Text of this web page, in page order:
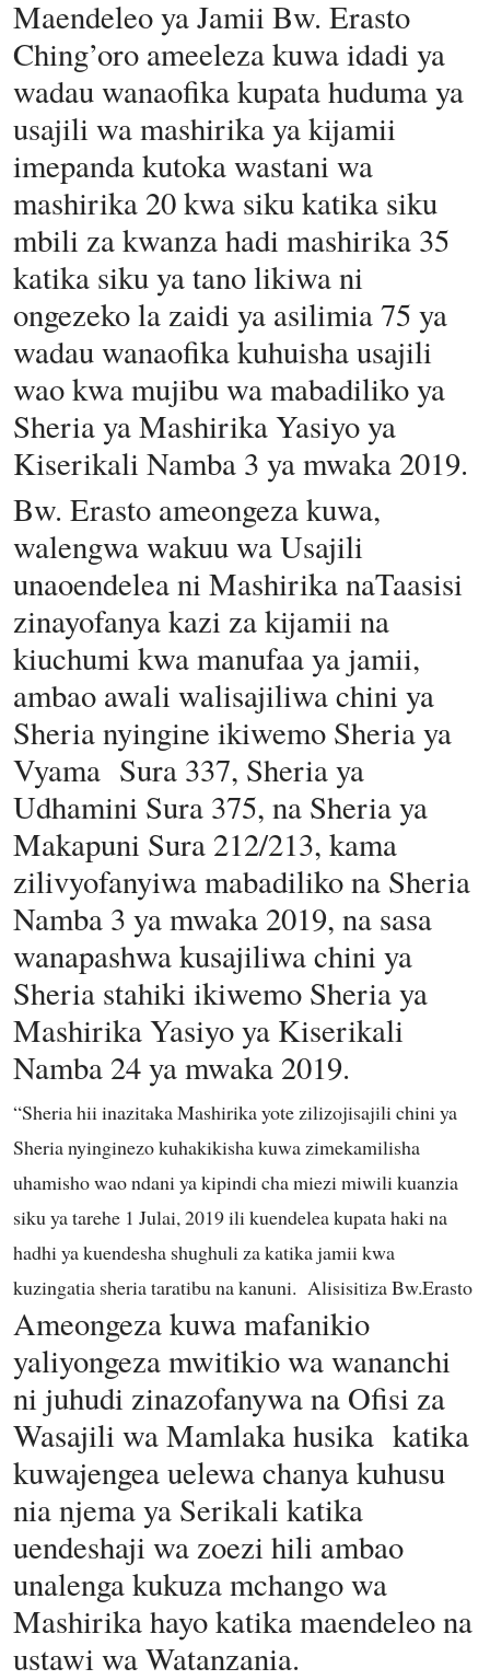
Maendeleo ya Jamii Bw. Erasto
Ching’oro ameeleza kuwa idadi ya
wadau wanaofika kupata huduma ya
usajili wa mashirika ya kijamii
imepanda kutoka wastani wa
mashirika 20 kwa siku katika siku
mbili za kwanza hadi mashirika 35
katika siku ya tano likiwa ni
ongezeko la zaidi ya asilimia 75 ya
wadau wanaofika kuhuisha usajili
wao kwa mujibu wa mabadiliko ya
Sheria ya Mashirika Yasiyo ya
Kiserikali Namba 3 ya mwaka 2019.
Bw. Erasto ameongeza kuwa,
walengwa wakuu wa Usajili
unaoendelea ni Mashirika naTaasisi
zinayofanya kazi za kijamii na
kiuchumi kwa manufaa ya jamii,
ambao awali walisajiliwa chini ya
Sheria nyingine ikiwemo Sheria ya
Vyama Sura 337, Sheria ya
Udhamini Sura 375, na Sheria ya
Makapuni Sura 212/213, kama
zilivyofanyiwa mabadiliko na Sheria
Namba 3 ya mwaka 2019, na sasa
wanapashwa kusajiliwa chini ya
Sheria stahiki ikiwemo Sheria ya
Mashirika Yasiyo ya Kiserikali
Namba 24 ya mwaka 2019.
“Sheria hii inazitaka Mashirika yote zilizojisajili chini ya
Sheria nyinginezo kuhakikisha kuwa zimekamilisha
uhamisho wao ndani ya kipindi cha miezi miwili kuanzia
siku ya tarehe 1 Julai, 2019 ili kuendelea kupata haki na
hadhi ya kuendesha shughuli za katika jamii kwa
kuzingatia sheria taratibu na kanuni. Alisisitiza Bw.Erasto
Ameongeza kuwa mafanikio
yaliyongeza mwitikio wa wananchi
ni juhudi zinazofanywa na Ofisi za
Wasajili wa Mamlaka husika katika
kuwajengea uelewa chanya kuhusu
nia njema ya Serikali katika
uendeshaji wa zoezi hili ambao
unalenga kukuza mchango wa
Mashirika hayo katika maendeleo na
ustawi wa Watanzania.